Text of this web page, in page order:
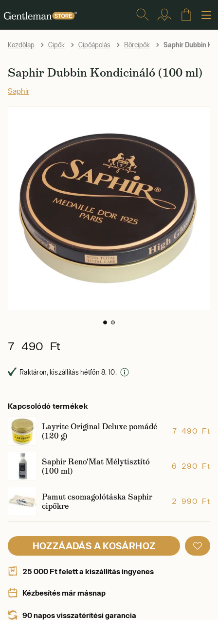
Kezdőlap Cipők Cipőápolás Bőrcipők Saphir Dubbin
Saphir Dubbin Kondicináló (100 ml)
Saphir
7 490 Ft
Raktáron, kiszállítás hétfőn 8. 10.
Kapcsolódó termékek
Layrite Original Deluxe pomádé
(120 g)
7 490 Ft
Saphir Reno'Mat Mélytisztító
(100 ml)
6 290 Ft
Pamut csomagolótáska Saphir
cipőkre
2 990 Ft
HOZZÁADÁS A KOSÁRHOZ
25 000 Ft felett a kiszállítás ingyenes
Kézbesítés már másnap
90 napos visszatérítési garancia